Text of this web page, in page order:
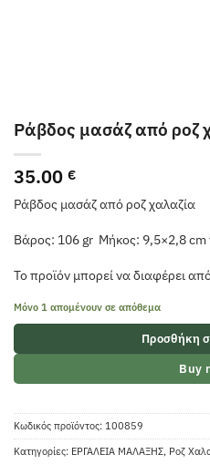
Ράβδος μασάζ από ροζ
35.00 €
Ράβδος μασάζ από ροζ χαλαζία
Βάρος: 106 gr Μήκος: 9,5×2,8 cm
Το προϊόν μπορεί να διαφέρει
Μόνο 1 απομένουν σε απόθεμα
Προσθήκη
Buy
Κωδικός προϊόντος: 100859
Κατηγορίες: ΕΡΓΑΛΕΙΑ ΜΑΛΑΞΗΣ, Ροζ